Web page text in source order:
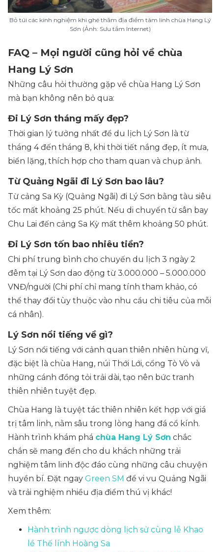
Bỏ túi các kinh nghiệm khi ghé thăm địa điểm tâm linh chùa Hang Lý
Sơn (Ảnh: Sưu tầm Internet)
FAQ – Mọi người cũng hỏi về chùa
Hang Lý Sơn
Những câu hỏi thường gặp về chùa Hang Lý Sơn
mà bạn không nên bỏ qua:
Đi Lý Sơn tháng mấy đẹp?
Thời gian lý tưởng nhất để du lịch Lý Sơn là từ
tháng 4 đến tháng 8, khi thời tiết nắng đẹp, ít mưa,
biển lặng, thích hợp cho tham quan và chụp ảnh.
Từ Quảng Ngãi đi Lý Sơn bao lâu?
Từ cảng Sa Kỳ (Quảng Ngãi) đi Lý Sơn bằng tàu siêu
tốc mất khoảng 25 phút. Nếu di chuyển từ sân bay
Chu Lai đến cảng Sa Kỳ mất thêm khoảng 50 phút.
Đi Lý Sơn tốn bao nhiêu tiền?
Chi phí trung bình cho chuyến du lịch 3 ngày 2
đêm tại Lý Sơn dao động từ 3.000.000 – 5.000.000
VNĐ/người (Chi phí chỉ mang tính tham khảo, có
thể thay đổi tùy thuộc vào nhu cầu chi tiêu của mỗi
cá nhân).
Lý Sơn nổi tiếng về gì?
Lý Sơn nổi tiếng với cảnh quan thiên nhiên hùng vĩ,
đặc biệt là chùa Hang, núi Thới Lới, cổng Tò Vò và
những cánh đồng tỏi trải dài, tạo nên bức tranh
thiên nhiên tuyệt đẹp.
Chùa Hang là tuyệt tác thiên nhiên kết hợp với giá
trị tâm linh, nằm sâu trong lòng hang đá cổ kính.
Hành trình khám phá chùa Hang Lý Sơn chắc
chắn sẽ mang đến cho du khách những trải
nghiệm tâm linh độc đáo cùng những câu chuyện
huyền bí. Đặt ngay Green SM để vi vu Quảng Ngãi
và trải nghiệm nhiều địa điểm thú vị khác!
Xem thêm:
Hành trình ngược dòng lịch sử cùng lễ Khao
lề Thế lính Hoàng Sa